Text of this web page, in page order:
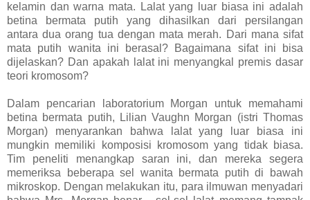
kelamin dan warna mata. Lalat yang luar biasa ini adalah
betina bermata putih yang dihasilkan dari persilangan
antara dua orang tua dengan mata merah. Dari mana sifat
mata putih wanita ini berasal? Bagaimana sifat ini bisa
dijelaskan? Dan apakah lalat ini menyangkal premis dasar
teori kromosom?
Dalam pencarian laboratorium Morgan untuk memahami
betina bermata putih, Lilian Vaughn Morgan (istri Thomas
Morgan) menyarankan bahwa lalat yang luar biasa ini
mungkin memiliki komposisi kromosom yang tidak biasa.
Tim peneliti menangkap saran ini, dan mereka segera
memeriksa beberapa sel wanita bermata putih di bawah
mikroskop. Dengan melakukan itu, para ilmuwan menyadari